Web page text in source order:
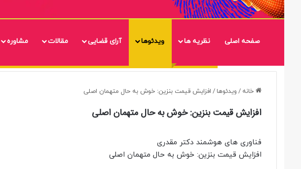
صفحه اصلی نظریه ها ویدئوها آرای قضایی مقالات مشاوره
خانه / ویدئوها / افزایش قیمت بنزین: خوش به حال متهمان اصلی
افزایش قیمت بنزین: خوش به حال متهمان اصلی
فناوری های هوشمند دکتر مقدری
افزایش قیمت بنزین: خوش به حال متهمان اصلی